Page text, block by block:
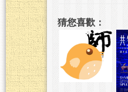
猜您喜歡：